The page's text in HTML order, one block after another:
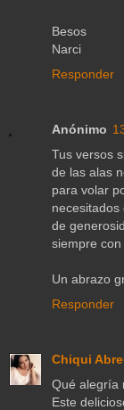
Besos
Narci
Responder
Anónimo
Tus versos
de las alas
para volar
necesitados
de
siempre
Un abrazo
Responder
Chiqui
Qué alegría
Este